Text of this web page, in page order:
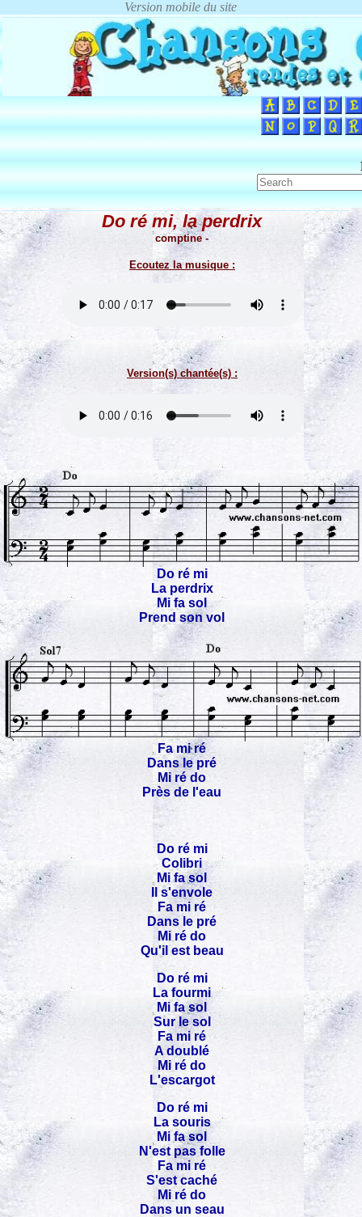
Do ré mi, la perdrix
comptine -
Ecoutez la musique :
Version(s) chantée(s) :
Do ré mi
La perdrix
Mi fa sol
Prend son vol
Fa mi ré
Dans le pré
Mi ré do
Près de l'eau
Do ré mi
Colibri
Mi fa sol
Il s'envole
Fa mi ré
Dans le pré
Mi ré do
Qu'il est beau
Do ré mi
La fourmi
Mi fa sol
Sur le sol
Fa mi ré
A doublé
Mi ré do
L'escargot
Do ré mi
La souris
Mi fa sol
N'est pas folle
Fa mi ré
S'est caché
Mi ré do
Dans un seau